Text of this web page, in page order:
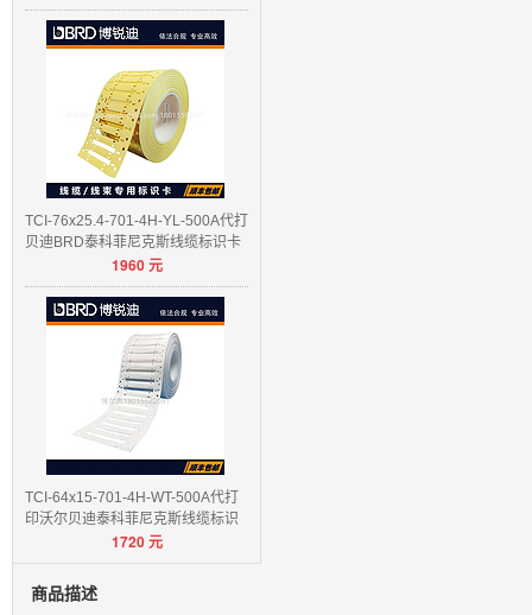
TCI-76x25.4-701-4H-YL-500A代打
贝迪BRD泰科菲尼克斯线缆标识卡
1960元
TCI-64x15-701-4H-WT-500A代打
印沃尔贝迪泰科菲尼克斯线缆标识
1720元
商品描述